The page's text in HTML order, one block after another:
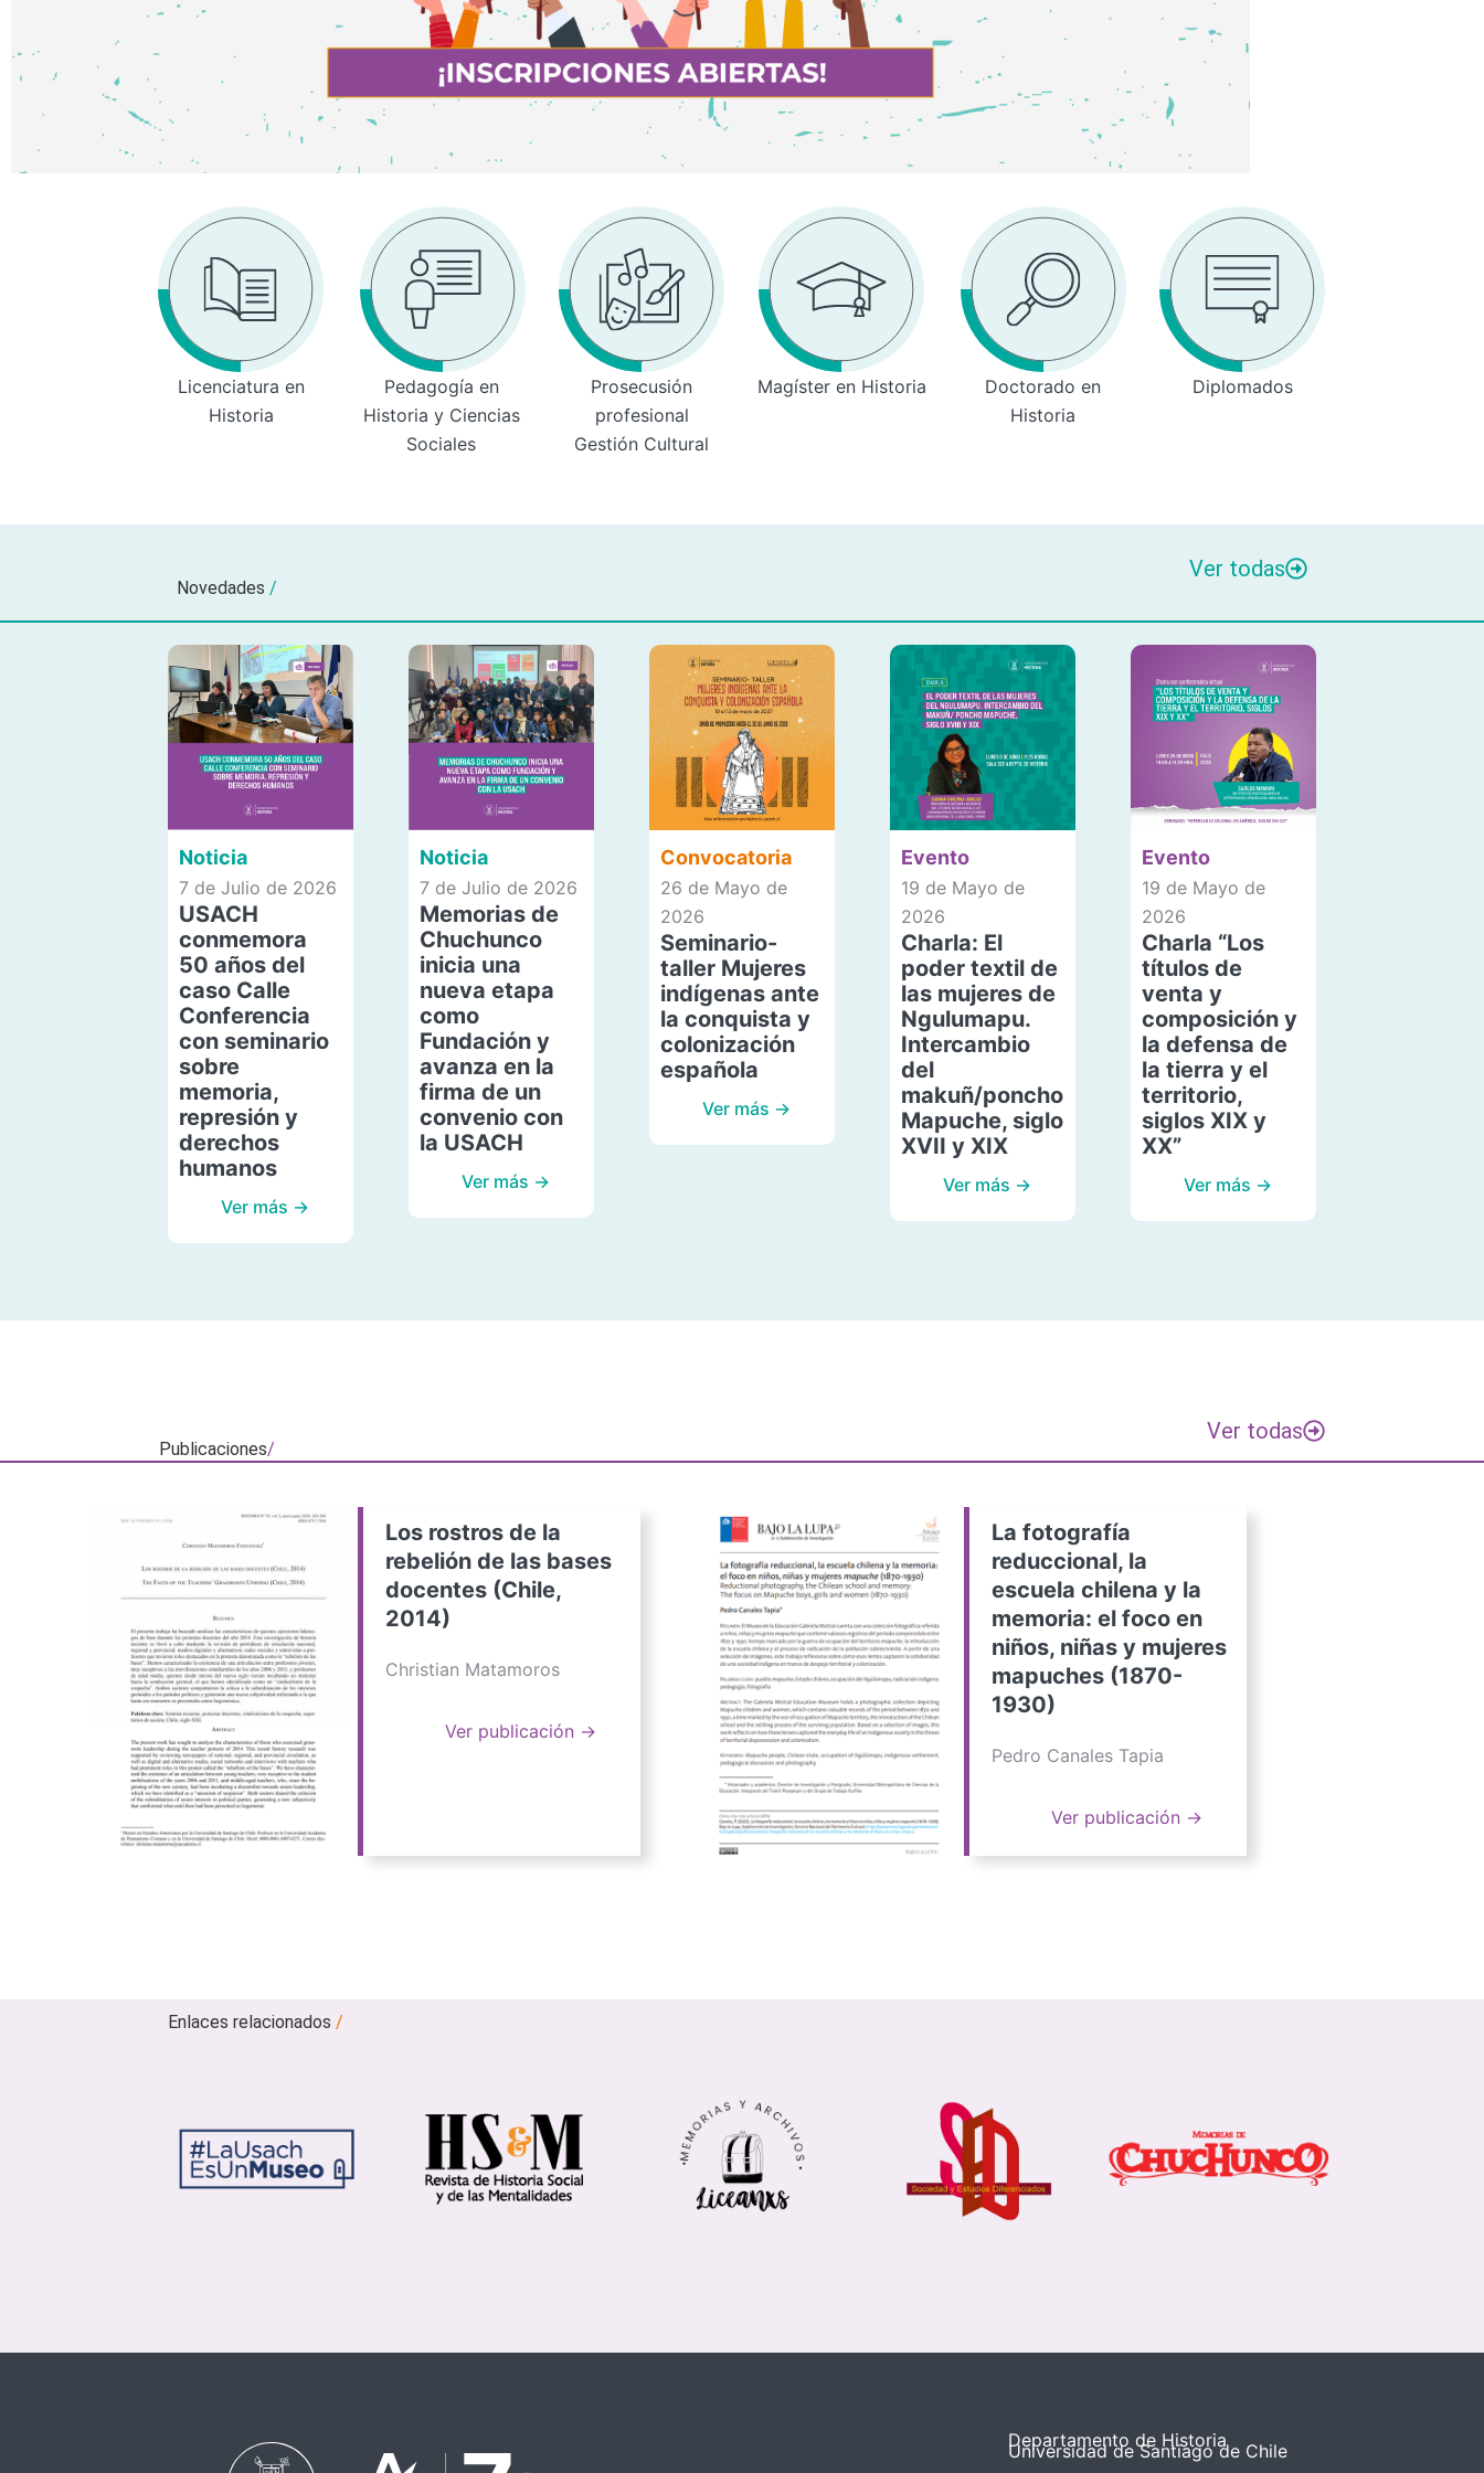
Licenciatura en
Historia
Pedagogía en
Historia y Ciencias
Sociales
Prosecusión
profesional
Gestión Cultural
Magíster en Historia
Doctorado en
Historia
Diplomados
Novedades /
Ver todas
Noticia
7 de Julio de 2026
USACH
conmemora
50 años del
caso Calle
Conferencia
con seminario
sobre
memoria,
represión y
derechos
humanos
Ver más →
Noticia
7 de Julio de 2026
Memorias de
Chuchunco
inicia una
nueva etapa
como
Fundación y
avanza en la
firma de un
convenio con
la USACH
Ver más →
Convocatoria
26 de Mayo de
2026
Seminario-
taller Mujeres
indígenas ante
la conquista y
colonización
española
Ver más →
Evento
19 de Mayo de
2026
Charla: El
poder textil de
las mujeres de
Ngulumapu.
Intercambio
del
makuñ/poncho
Mapuche, siglo
XVII y XIX
Ver más →
Evento
19 de Mayo de
2026
Charla “Los
títulos de
venta y
composición y
la defensa de
la tierra y el
territorio,
siglos XIX y
XX”
Ver más →
Publicaciones/
Ver todas
Los rostros de la
rebelión de las bases
docentes (Chile,
2014)
Christian Matamoros
Ver publicación →
La fotografía
reduccional, la
escuela chilena y la
memoria: el foco en
niños, niñas y mujeres
mapuches (1870-
1930)
Pedro Canales Tapia
Ver publicación →
Enlaces relacionados/
Departamento de Historia
Universidad de Santiago de Chile